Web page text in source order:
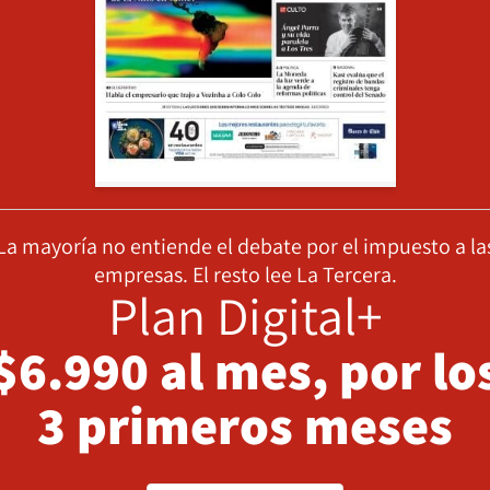
mayoría no entiende el debate por el impuesto a
empresas. El resto lee La Tercera.
Plan Digital+
al mes, por
3 primeros meses